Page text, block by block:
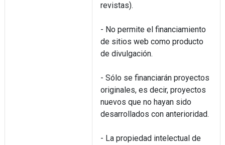
revistas).
- No permite el financiamiento
de sitios web como producto
de divulgación.
- Sólo se financiarán proyectos
originales, es decir, proyectos
nuevos que no hayan sido
desarrollados con anterioridad.
- La propiedad intelectual de